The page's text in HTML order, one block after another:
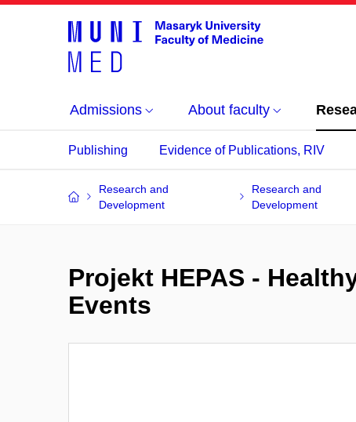
Admissions About faculty
Publishing Evidence of Publications, RIV
Research and
Development
Research and
Development
Projekt HEPAS -
Events